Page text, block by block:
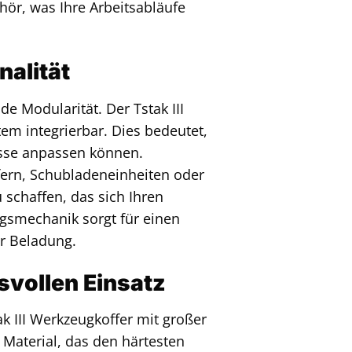
was Ihre Arbeitsabläufe
Modularität. Der Tstak III
integrierbar. Dies bedeutet,
anpassen können.
Schubladeneinheiten oder
das sich Ihren
sorgt für einen
Beladung.
Einsatz
III Werkzeugkoffer mit großer
das den härtesten